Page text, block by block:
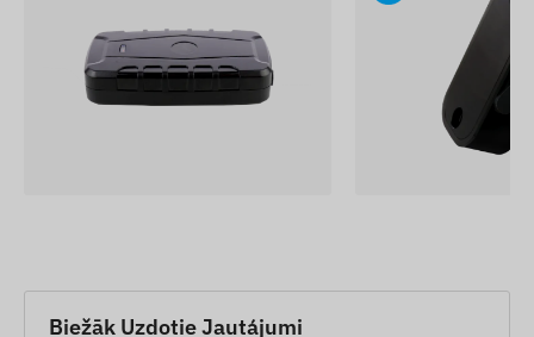
Biežāk Uzdotie Jautájumi